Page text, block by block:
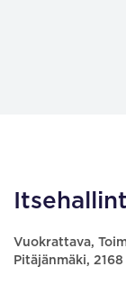
Vuokrattava,
Pitäjänmäki, 2168